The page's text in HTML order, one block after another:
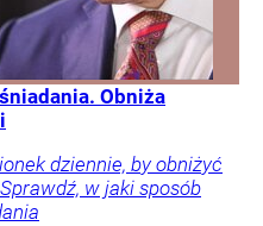
Obniża
dziennie, by obniżyć
w jaki sposób